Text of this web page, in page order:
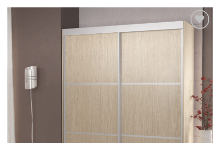
Πρόσθήκη
επιθυμιών